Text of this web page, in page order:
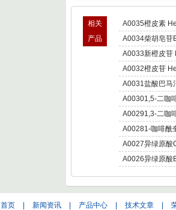
相关
产品
A0035橙皮素
A0034柴胡皂苷
A0033新橙皮苷
A0032橙皮苷
A0031盐酸巴马
Palmatine
A00301,5-二咖
Dicaffeoylquinic
A00291,3-二咖
朝蓟素;菜蓟素
A00281-咖啡酰
A0027异绿原酸
Isochlorogenic
A0026异绿原酸
首页 新闻资讯 产品中心 技术文章